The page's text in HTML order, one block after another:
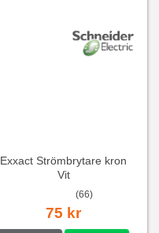
Exxact Strömbrytare kron
Vit
(66)
75 kr